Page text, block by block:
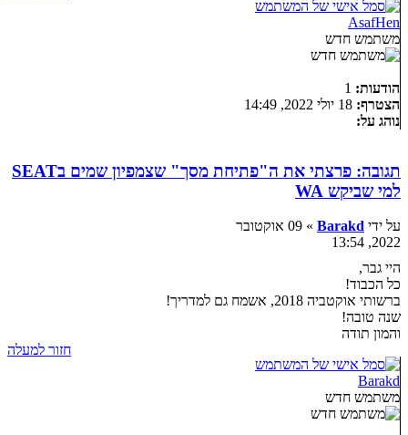
AsafHen
משתמש חדש
הודעות:
הצטרף:
נוהג על:
תגובה: פרצתי את ה"פתיחת מסך" שצמפיון שמים בSEAT
למי שביקש WA
על ידי Barakd
» 09 אוקטובר
2022, 13:54
היי גבר,
כל הכבוד!
ברשותי אוקטביה 2018, אשמח גם למדריך!
שנה טובה!
והמון תודה
Barakd
משתמש חדש
חזור למעלה